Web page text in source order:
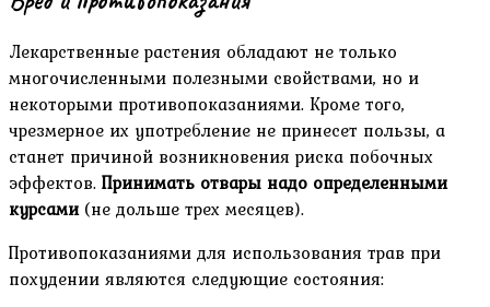
Лекарственные растения обладают не только
многочисленными полезными свойствами, но и
некоторыми противопоказаниями. Кроме того,
чрезмерное их употребление не принесет пользы, а
станет причиной возникновения риска побочных
эффектов. Принимать отвары надо определенными
курсами(не дольше трех месяцев).
Противопоказаниями для использования трав при
похудении являются следующие состояния: